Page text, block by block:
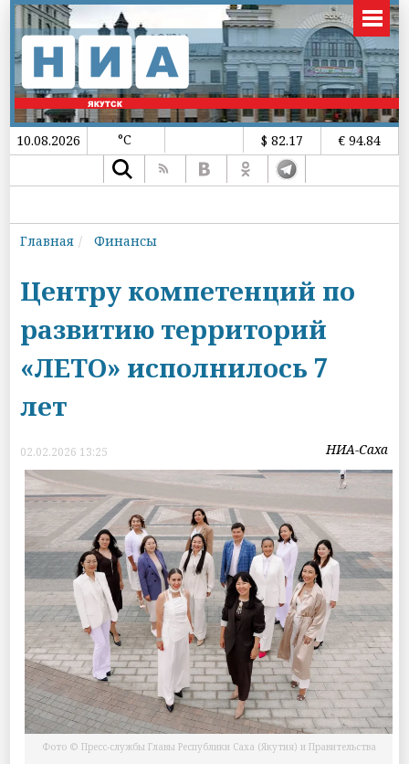
10.08.2026 °C $ 82.17 € 94.84
Главная Финансы
Центру компетенций по
развитию территорий
«ЛЕТО» исполнилось 7
лет
02.02.2026 13:25 НИА-Саха
Фото © Пресс-службы Главы Республики Саха (Якутия) и Правительства